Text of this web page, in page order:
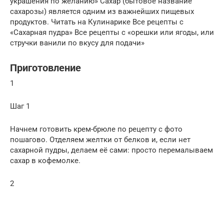
сахарозы) является одним из важнейших пищевых
продуктов. Читать на Кулинарике Все рецепты с
«Сахарная пудра» Все рецепты с «орешки или ягоды, или
стручки ванили по вкусу для подачи»
Приготовление
1
Шаг 1
Начнем готовить крем-брюле по рецепту с фото
пошагово. Отделяем желтки от белков и, если нет
сахарной пудры, делаем её сами: просто перемалываем
сахар в кофемолке.
2